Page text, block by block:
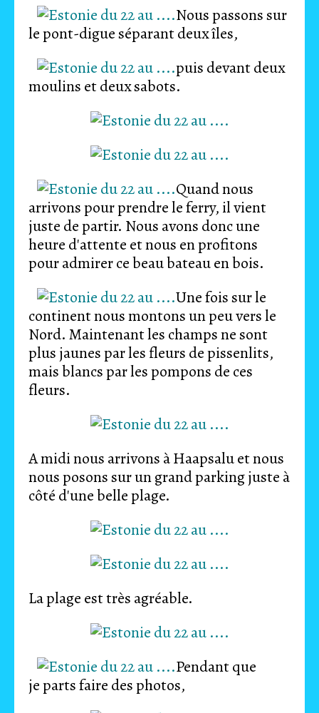
Nous passons sur
le pont-digue séparant deux îles,
puis devant deux
moulins et deux sabots.
Quand nous
arrivons pour prendre le ferry, il vient
juste de partir. Nous avons donc une
heure d'attente et nous en profitons
pour admirer ce beau bateau en bois.
Une fois sur le
continent nous montons un peu vers le
Nord. Maintenant les champs ne sont
plus jaunes par les fleurs de pissenlits,
mais blancs par les pompons de ces
fleurs.
A midi nous arrivons à Haapsalu et nous
nous posons sur un grand parking juste à
côté d'une belle plage.
La plage est très agréable.
Pendant que
je parts faire des photos,